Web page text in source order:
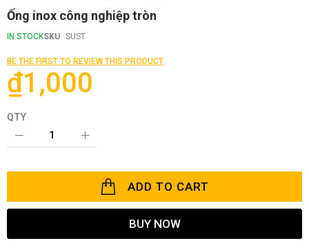
Skip
to
the
of
the
images
gallery
Ống inox công nghiệp tròn
IN STOCKSKU SUST
BE THE FIRST TO REVIEW THIS PRODUCT
₫1,000
QTY
ADD TO CART
BUY NOW